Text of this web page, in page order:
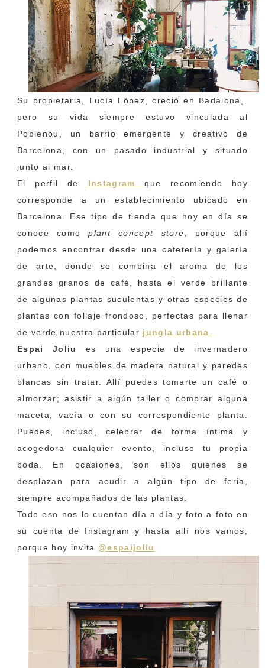
Su propietaria, Lucía López, creció en Badalona,
pero su vida siempre estuvo vinculada al
Poblenou, un barrio emergente y creativo de
Barcelona, con un pasado industrial y situado
junto al mar.
El perfil de Instagramque recomiendo hoy
corresponde a un establecimiento ubicado en
Barcelona. Ese tipo de tienda que hoy en día se
conoce comoplant concept store , porque allí
podemos encontrar desde una cafetería y galería
de arte, donde se combina el aroma de los
grandes granos de café, hasta el verde brillante
de algunas plantas suculentas y otras especies de
plantas con follaje frondoso, perfectas para llenar
de verde nuestra particular jungla urbana
Espai Joliu es una especie de invernadero
urbano, con muebles de madera natural y paredes
blancas sin tratar. Allí puedes tomarte un café o
almorzar; asistir a algún taller o comprar alguna
maceta, vacía o con su correspondiente planta.
Puedes, incluso, celebrar de forma íntima y
acogedora cualquier evento, incluso tu propia
boda. En ocasiones, son ellos quienes se
desplazan para acudir a algún tipo de feria,
siempre acompañados de las plantas.
Todo eso nos lo cuentan día a día y foto a foto en
su cuenta de Instagram y hasta allí nos vamos,
porque hoy invita @espaijoliu